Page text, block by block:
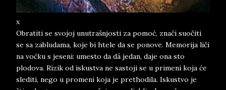
x
Obratiti se svojoj unutrašnjosti za pomoć, znači suočiti
se sa zabludama, koje bi htele da se ponove. Memorija liči
na voćku s jeseni: umesto da dâ jedan, daje ona sto
plodova. Rizik od iskustva ne sastoji se u primeni koja će
slediti, nego u promeni koja je prethodila. Iskustvo je